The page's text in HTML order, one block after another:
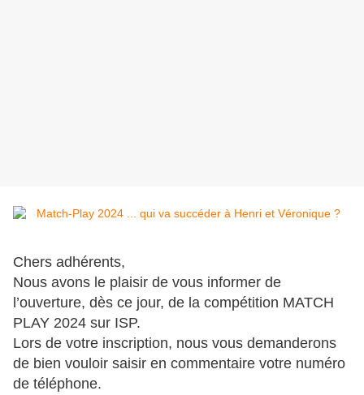
Chers adhérents,
Nous avons le plaisir de vous informer de
l’ouverture, dès ce jour, de la compétition MATCH
PLAY 2024 sur ISP.
Lors de votre inscription, nous vous demanderons
de bien vouloir saisir en commentaire votre numéro
de téléphone.